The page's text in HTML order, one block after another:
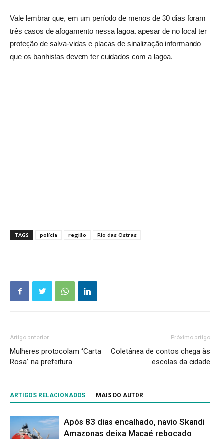
Vale lembrar que, em um período de menos de 30 dias foram
três casos de afogamento nessa lagoa, apesar de no local ter
proteção de salva-vidas e placas de sinalização informando
que os banhistas devem ter cuidados com a lagoa.
TAGS polícia região Rio das Ostras
Artigo anterior
Mulheres protocolam “Carta
Rosa” na prefeitura
Próximo artigo
Coletânea de contos chega às
escolas da cidade
ARTIGOS RELACIONADOS MAIS DO AUTOR
Após 83 dias encalhado, navio Skandi
Amazonas deixa Macaé rebocado